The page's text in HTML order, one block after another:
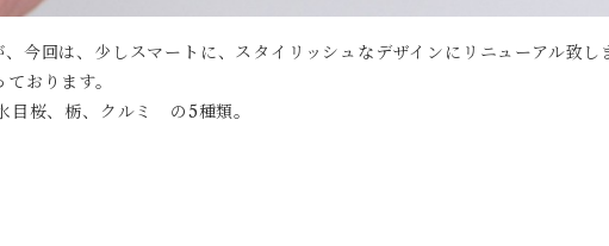
今回は、少しスマートに、スタイリッシュなデザインにリニューアル致し
おります。
目桜、栃、クルミ の5種類。